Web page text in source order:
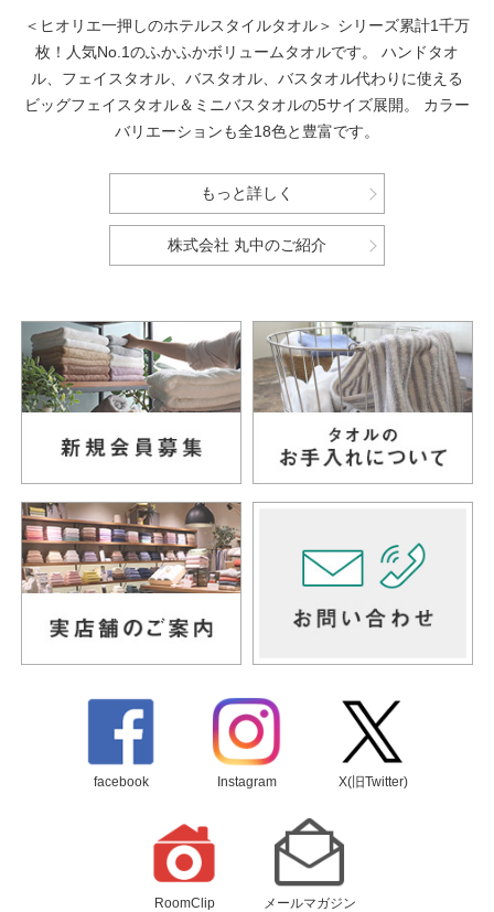
＜ヒオリエ一押しのホテルスタイルタオル＞ シリーズ累計1千万
枚！人気No.1のふかふかボリュームタオルです。
ハンドタオ
ル、フェイスタオル、バスタオル、バスタオル代わりに使える
ビッグフェイスタオル＆ミニバスタオルの5サイズ展開。
カラー
バリエーションも全18色と豊富です。
もっと詳しく
株式会社 丸中のご紹介
facebook Instagram X(旧Twitter)
RoomClip メールマガジン